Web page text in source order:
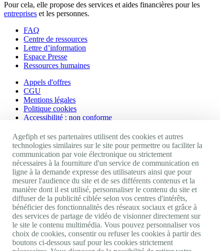
Pour cela, elle propose des services et aides financières pour les
entreprises et les personnes.
FAQ
Centre de ressources
Lettre d’information
Espace Presse
Ressources humaines
Appels d'offres
CGU
Mentions légales
Politique cookies
Accessibilité : non conforme
Nos autres sites
Site portail Agefiph
Activateur de progrès
Handinnov
Innovation et recherche
Université du RRH
Service AppuiPro
Nous suivre
Youtube
Agefiph et ses partenaires utilisent des cookies et autres
technologies similaires sur le site pour permettre ou faciliter la
communication par voie électronique ou strictement
nécessaires à la fourniture d'un service de communication en
ligne à la demande expresse des utilisateurs ainsi que pour
mesurer l'audience du site et de ses différents contenus et la
manière dont il est utilisé, personnaliser le contenu du site et
diffuser de la publicité ciblée selon vos centres d'intérêts,
bénéficier des fonctionnalités des réseaux sociaux et grâce à
des services de partage de vidéo de visionner directement sur
le site le contenu multimédia. Vous pouvez personnaliser vos
choix de cookies, consentir ou refuser les cookies à partir des
boutons ci-dessous sauf pour les cookies strictement